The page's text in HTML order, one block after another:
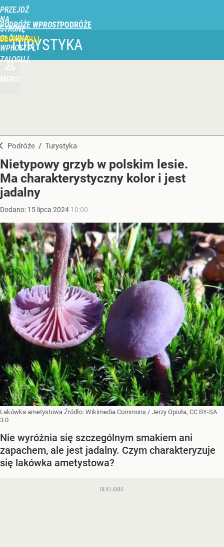
PRZEJDŹ
NA
STRONĘ
GŁÓWNĄ
WPROST.PL
PODRÓŻE WPROST
ZALOGUJ
MENU
TURYSTYKA
Podróże / Turystyka
Nietypowy grzyb w polskim lesie.
Ma charakterystyczny kolor i jest
jadalny
Dodano: 15 lipca 2024 10:00
Lakówka ametystowa Źródło: Wikimedia Commons / Jerzy Opioła, CC BY-SA
3.0
Nie wyróżnia się szczególnym smakiem ani
zapachem, ale jest jadalny. Czym charakteryzuje
się lakówka ametystowa?